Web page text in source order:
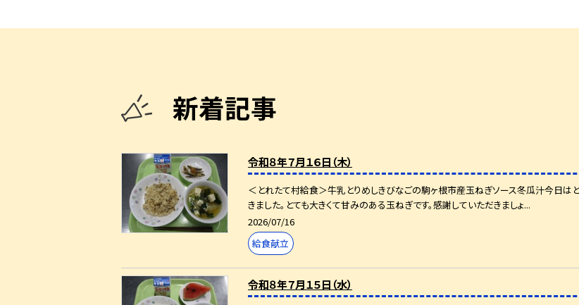
新着記事
令和８年７月１６日（木）
＜とれたて村給食＞牛乳とりめしきびなごの駒ヶ根市産玉ねぎソース冬瓜汁今日は
きました。とても大きくて甘みのある玉ねぎです。感謝していただきましょ...
2026/07/16
給食献立
令和８年７月１５日（水）